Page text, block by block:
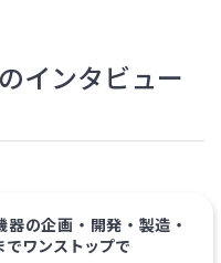
インタビュー
器の企画・開発・製造・
でワンストップで